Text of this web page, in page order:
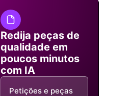
Redija peças de
qualidade em
poucos minutos
com IA
Petições e peças